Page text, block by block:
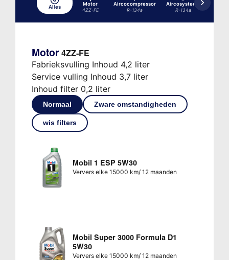
Alles
Motor
4ZZ-FE
Aircocompressor
R-134a
Aircosysteem
R-134a
Motor 4ZZ-FE
Fabrieksvulling Inhoud 4,2 liter
Service vulling Inhoud 3,7 liter
Inhoud filter 0,2 liter
Normaal Zware omstandigheden
wis filters
Mobil 1 ESP 5W30
Ververs elke 15000 km/ 12 maanden
Mobil Super 3000 Formula D1
5W30
Ververs elke 15000 km/ 12 maanden